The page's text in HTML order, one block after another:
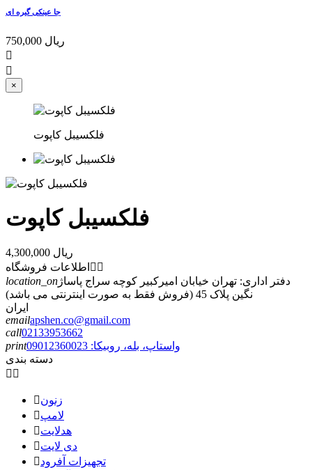
جا عینکی گیره ای
750,000 ریال


×
فلکسیبل کاپوت
فلکسیبل کاپوت
4,300,000 ریال
اطلاعات فروشگاه  
location_onدفتر اداری: تهران خیابان امیرکبیر کوچه سراج پاساژ
نگین پلاک 45 (فروش فقط به صورت اینترنتی می باشد)
ایران
emailapshen.co@gmail.com
call02133953662
print
واستاپ، بله، روبیکا: 09012360023
دسته بندی
 
زنون
لامپ
هدلایت
دی لایت
تجهیزات آفرود